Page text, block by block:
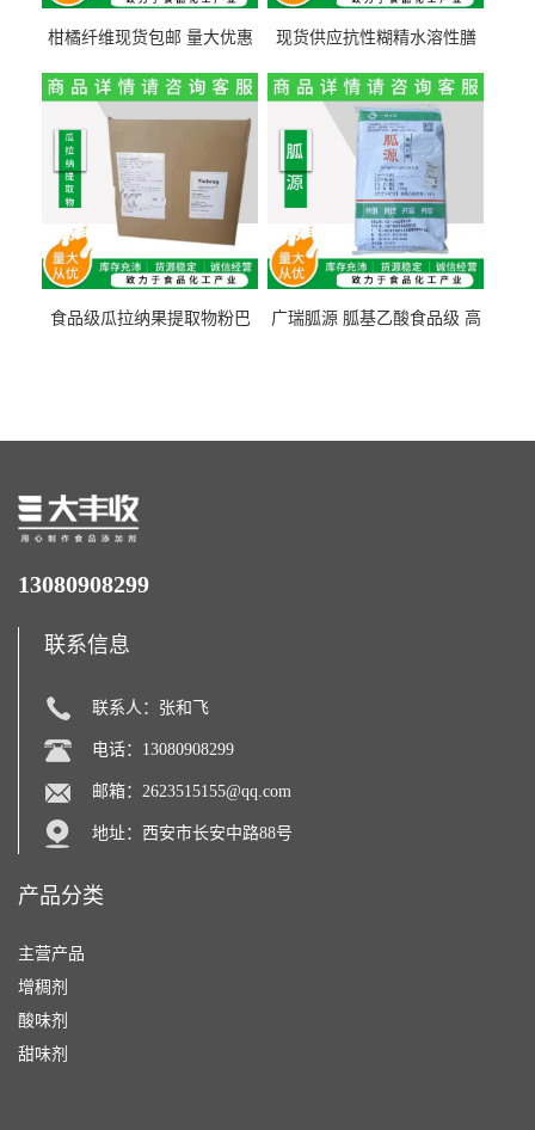
柑橘纤维现货包邮 量大优惠
现货供应抗性糊精水溶性膳
量1kg包邮
食品级瓜拉纳果提取物粉巴
广瑞胍源 胍基乙酸食品级 高
13080908299
联系信息
联系人：张和飞
电话：13080908299
邮箱： 2623515155@qq.com
地址：西安市长安中路88号
产品分类
主营产品
增稠剂
酸味剂
甜味剂